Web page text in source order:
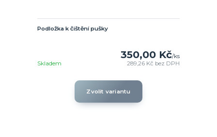
Podložka k čištění pušky
350,00 Kč/ks
289,26 Kč bez DPH
Skladem
Zvolit variantu